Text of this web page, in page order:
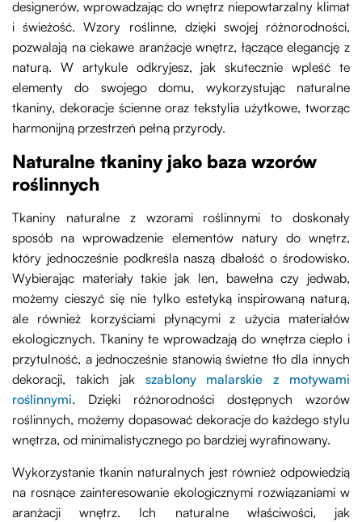
designerów, wprowadzając do wnętrz niepowtarzalny klimat
i świeżość. Wzory roślinne, dzięki swojej różnorodności,
pozwalają na ciekawe aranżacje wnętrz, łączące elegancję z
naturą. W artykule odkryjesz, jak skutecznie wpleść te
elementy do swojego domu, wykorzystując naturalne
tkaniny, dekoracje ścienne oraz tekstylia użytkowe, tworząc
harmonijną przestrzeń pełną przyrody.
Naturalne tkaniny jako baza wzorów
roślinnych
Tkaniny naturalne z wzorami roślinnymi to doskonały
sposób na wprowadzenie elementów natury do wnętrz,
który jednocześnie podkreśla naszą dbałość o środowisko.
Wybierając materiały takie jak len, bawełna czy jedwab,
możemy cieszyć się nie tylko estetyką inspirowaną naturą,
ale również korzyściami płynącymi z użycia materiałów
ekologicznych. Tkaniny te wprowadzają do wnętrza ciepło i
przytulność, a jednocześnie stanowią świetne tło dla innych
dekoracji, takich jak szablony malarskie z motywami
roślinnymi. Dzięki różnorodności dostępnych wzorów
roślinnych, możemy dopasować dekoracje do każdego stylu
wnętrza, od minimalistycznego po bardziej wyrafinowany.
Wykorzystanie tkanin naturalnych jest również odpowiedzią
na rosnące zainteresowanie ekologicznymi rozwiązaniami w
aranżacji wnętrz. Ich naturalne właściwości, jak